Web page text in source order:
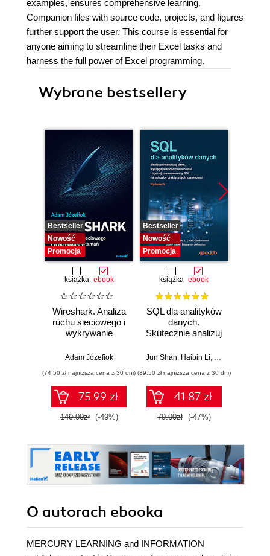
examples, ensures comprehensive learning.
Companion files with source code, projects, and figures
further support the user. This course is essential for
anyone aiming to streamline their Excel tasks and
harness the full power of Excel programming.
Wybrane bestsellery
Bestseller
Nowość
Promocja
książka ebook
Wireshark. Analiza
ruchu sieciowego i
wykrywanie
Adam Józefiok
(74,50 zł najniższa cena z 30 dni)
75.99 zł
149.00zł (-49%)
Bestseller
Nowość
Promocja
książka ebook
SQL dla analityków
danych.
Skutecznie analizuj
wartościowe
zaawansowany
SQL na potrzeby
praktycznych
zastosowań.
Wydanie IV
Jun Shan, Haibin Li, Matt Goldwasser
(39,50 zł najniższa cena z 30 dni)
41.87 zł
79.00zł (-47%)
O autorach ebooka
MERCURY LEARNING and INFORMATION